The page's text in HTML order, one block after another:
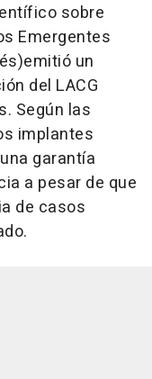
sobre
Emergentes
un
del LACG
Según las
implantes
garantía
a pesar de que
de casos